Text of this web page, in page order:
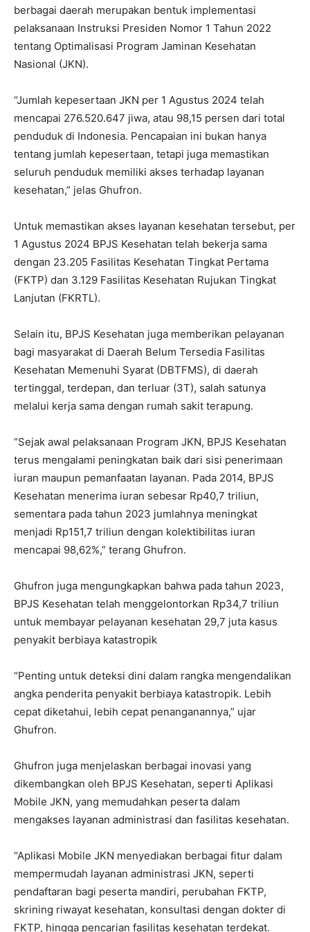
berbagai daerah merupakan bentuk implementasi
pelaksanaan Instruksi Presiden Nomor 1 Tahun 2022
tentang Optimalisasi Program Jaminan Kesehatan
Nasional (JKN).
“Jumlah kepesertaan JKN per 1 Agustus 2024 telah
mencapai 276.520.647 jiwa, atau 98,15 persen dari total
penduduk di Indonesia. Pencapaian ini bukan hanya
tentang jumlah kepesertaan, tetapi juga memastikan
seluruh penduduk memiliki akses terhadap layanan
kesehatan,” jelas Ghufron.
Untuk memastikan akses layanan kesehatan tersebut, per
1 Agustus 2024 BPJS Kesehatan telah bekerja sama
dengan 23.205 Fasilitas Kesehatan Tingkat Pertama
(FKTP) dan 3.129 Fasilitas Kesehatan Rujukan Tingkat
Lanjutan (FKRTL).
Selain itu, BPJS Kesehatan juga memberikan pelayanan
bagi masyarakat di Daerah Belum Tersedia Fasilitas
Kesehatan Memenuhi Syarat (DBTFMS), di daerah
tertinggal, terdepan, dan terluar (3T), salah satunya
melalui kerja sama dengan rumah sakit terapung.
“Sejak awal pelaksanaan Program JKN, BPJS Kesehatan
terus mengalami peningkatan baik dari sisi penerimaan
iuran maupun pemanfaatan layanan. Pada 2014, BPJS
Kesehatan menerima iuran sebesar Rp40,7 triliun,
sementara pada tahun 2023 jumlahnya meningkat
menjadi Rp151,7 triliun dengan kolektibilitas iuran
mencapai 98,62%,” terang Ghufron.
Ghufron juga mengungkapkan bahwa pada tahun 2023,
BPJS Kesehatan telah menggelontorkan Rp34,7 triliun
untuk membayar pelayanan kesehatan 29,7 juta kasus
penyakit berbiaya katastropik
“Penting untuk deteksi dini dalam rangka mengendalikan
angka penderita penyakit berbiaya katastropik. Lebih
cepat diketahui, lebih cepat penanganannya,” ujar
Ghufron.
Ghufron juga menjelaskan berbagai inovasi yang
dikembangkan oleh BPJS Kesehatan, seperti Aplikasi
Mobile JKN, yang memudahkan peserta dalam
mengakses layanan administrasi dan fasilitas kesehatan.
“Aplikasi Mobile JKN menyediakan berbagai fitur dalam
mempermudah layanan administrasi JKN, seperti
pendaftaran bagi peserta mandiri, perubahan FKTP,
skrining riwayat kesehatan, konsultasi dengan dokter di
FKTP, hingga pencarian fasilitas kesehatan terdekat.